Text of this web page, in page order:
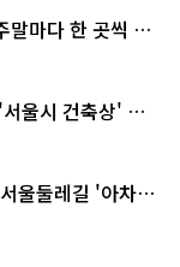
말마다 한 곳씩 떠
울시 건축상' 수
울둘레길 '아차산